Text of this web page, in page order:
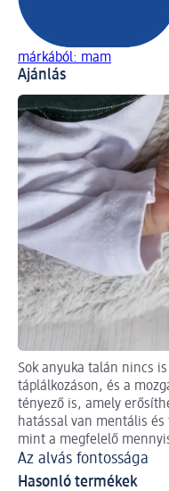
márkából: mam
Ajánlás
Sok anyuka talán nincs
táplálkozáson, és a
tényező is, amely
hatással van mentális
mint a megfelelő
Az alvás fontossága
Hasonló termékek